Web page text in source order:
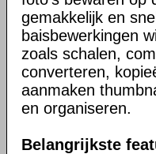
gemakkelijk en snel
baisbewerkingen
zoals schalen,
converteren,
aanmaken
en organiseren.
Belangrijkste